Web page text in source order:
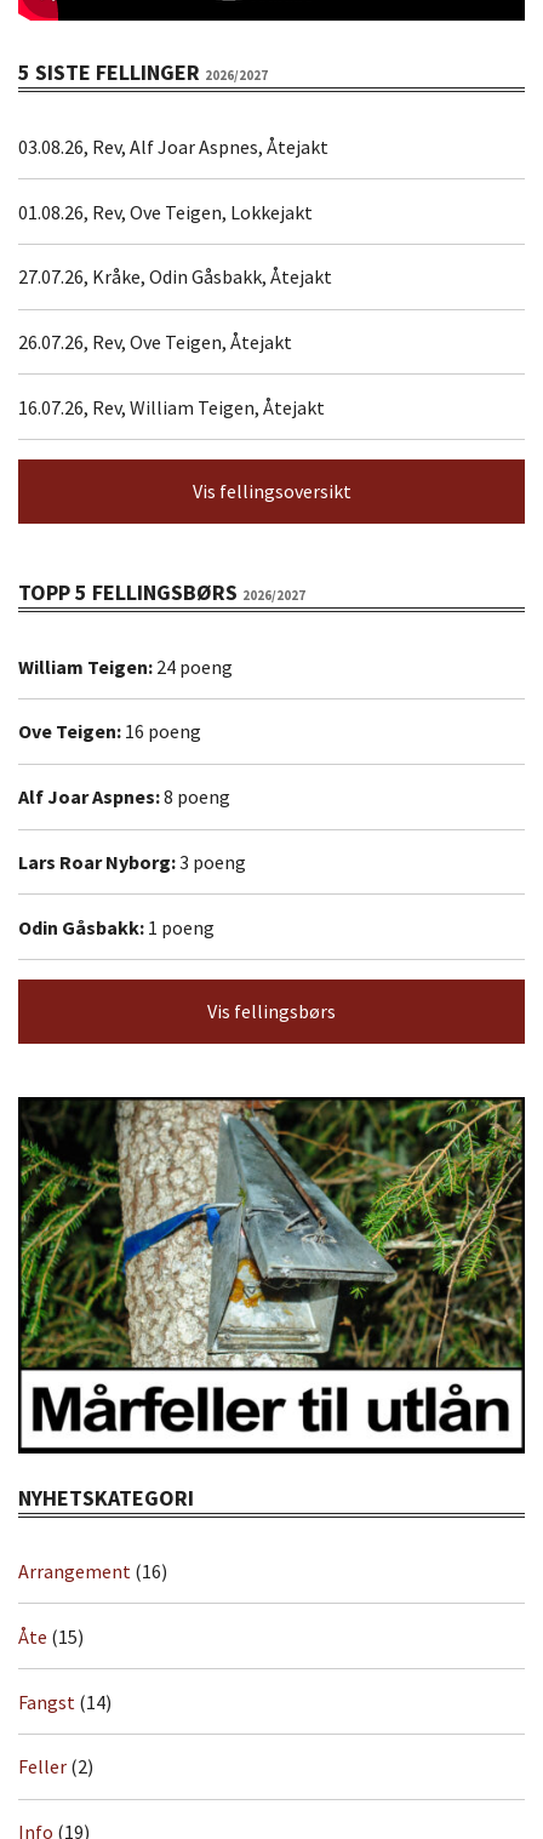
5 SISTE FELLINGER 2026/2027
03.08.26, Rev, Alf Joar Aspnes, Åtejakt
01.08.26, Rev, Ove Teigen, Lokkejakt
27.07.26, Kråke, Odin Gåsbakk, Åtejakt
26.07.26, Rev, Ove Teigen, Åtejakt
16.07.26, Rev, William Teigen, Åtejakt
Vis fellingsoversikt
TOPP 5 FELLINGSBØRS 2026/2027
William Teigen: 24 poeng
Ove Teigen: 16 poeng
Alf Joar Aspnes:8 poeng
Lars Roar Nyborg:3 poeng
Odin Gåsbakk: 1 poeng
Vis fellingsbørs
NYHETSKATEGORI
Arrangement (16)
Åte (15)
Fangst (14)
Feller (2)
Info (19)